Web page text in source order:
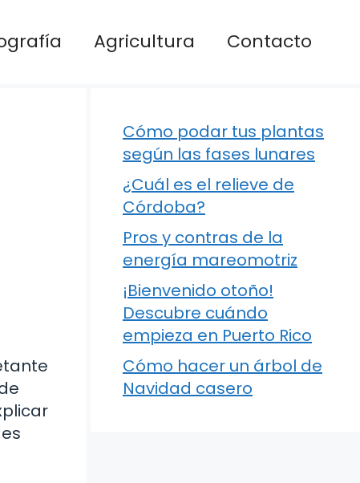
Agricultura Contacto
Cómo podar tus plantas
según las fases lunares
¿Cuál es el relieve de
Córdoba?
Pros y contras de la
energía mareomotriz
¡Bienvenido otoño!
Descubre cuándo
empieza en Puerto Rico
Cómo hacer un árbol de
Navidad casero